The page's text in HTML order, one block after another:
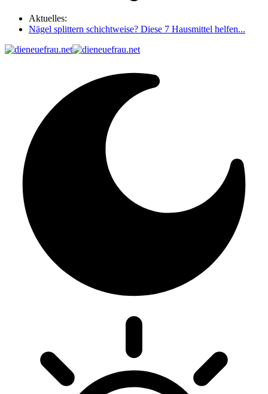
Aktuelles:
Nägel splittern schichtweise? Diese 7 Hausmittel helfen...